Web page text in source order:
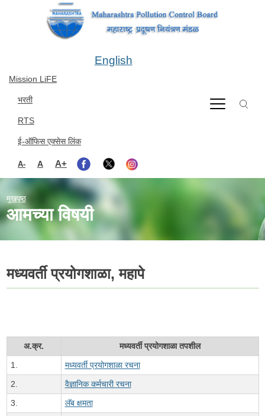
Mission LiFE
भरती
RTS
ई-ऑफिस एक्सेस लिंक
A- A A+
English
मुखपृष्ठ
आमच्या विषयी
मध्यवर्ती प्रयोगशाळा, महापे
अ.क्र.
मध्यवर्ती प्रयोगशाळा तपशील
1.
मध्यवर्ती प्रयोगशाळा रचना
2.
वैज्ञानिक कर्मचारी रचना
3.
लॅब क्षमता